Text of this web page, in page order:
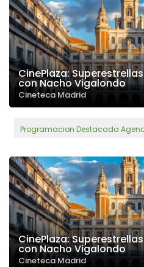
CinePlaza:
con Nacho Vigalondo
Cineteca Madrid
Programacion Destacada
CinePlaza:
con Nacho Vigalondo
Cineteca Madrid